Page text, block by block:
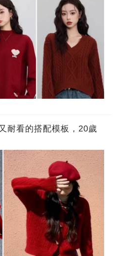
耐看的搭配模板，20歲